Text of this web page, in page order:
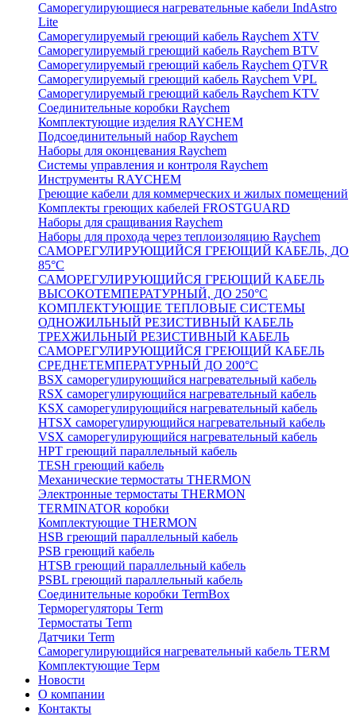
Саморегулирующиеся нагревательные кабели IndAstro
Lite
Саморегулируемый греющий кабель Raychem XTV
Саморегулируемый греющий кабель Raychem BTV
Саморегулируемый греющий кабель Raychem QTVR
Саморегулируемый греющий кабель Raychem VPL
Саморегулируемый греющий кабель Raychem KTV
Соединительные коробки Raychem
Комплектующие изделия RAYCHEM
Подсоединительный набор Raychem
Наборы для оконцевания Raychem
Системы управления и контроля Raychem
Инструменты RAYCHEM
Греющие кабели для коммерческих и жилых помещений
Комплекты греющих кабелей FROSTGUARD
Наборы для сращивания Raychem
Наборы для прохода через теплоизоляцию Raychem
САМОРЕГУЛИРУЮЩИЙСЯ ГРЕЮЩИЙ КАБЕЛЬ, ДО
85°С
САМОРЕГУЛИРУЮЩИЙСЯ ГРЕЮЩИЙ КАБЕЛЬ
ВЫСОКОТЕМПЕРАТУРНЫЙ, ДО 250°С
КОМПЛЕКТУЮЩИЕ ТЕПЛОВЫЕ СИСТЕМЫ
ОДНОЖИЛЬНЫЙ РЕЗИСТИВНЫЙ КАБЕЛЬ
ТРЕХЖИЛЬНЫЙ РЕЗИСТИВНЫЙ КАБЕЛЬ
САМОРЕГУЛИРУЮЩИЙСЯ ГРЕЮЩИЙ КАБЕЛЬ
СРЕДНЕТЕМПЕРАТУРНЫЙ ДО 200°С
BSX саморегулирующийся нагревательный кабель
RSX саморегулирующийся нагревательный кабель
KSX саморегулирующийся нагревательный кабель
HTSX саморегулирующийся нагревательный кабель
VSX саморегулирующийся нагревательный кабель
НРТ греющий параллельный кабель
TESH греющий кабель
Механические термостаты THERMON
Электронные термостаты THERMON
TERMINATOR коробки
Комплектующие THERMON
HSB греющий параллельный кабель
PSB греющий кабель
HTSB греющий параллельный кабель
PSBL греющий параллельный кабель
Соединительные коробки TermBox
Терморегуляторы Term
Термостаты Term
Датчики Term
Саморегулирующийся нагревательный кабель TERM
Комплектующие Терм
Новости
О компании
Контакты